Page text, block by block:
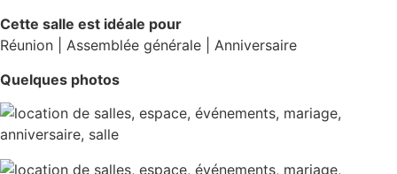
Cette salle est idéale pour
Réunion | Assemblée générale | Anniversaire
Quelques photos